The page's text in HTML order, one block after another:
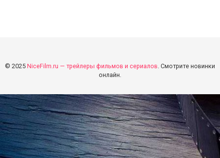
© 2025 NiceFilm.ru — трейлеры фильмов и сериалов. Смотрите новинки
онлайн.